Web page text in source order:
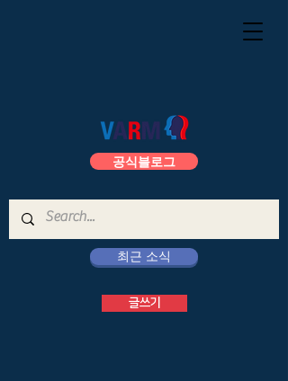
공식블로그
글쓰기
최근 소식